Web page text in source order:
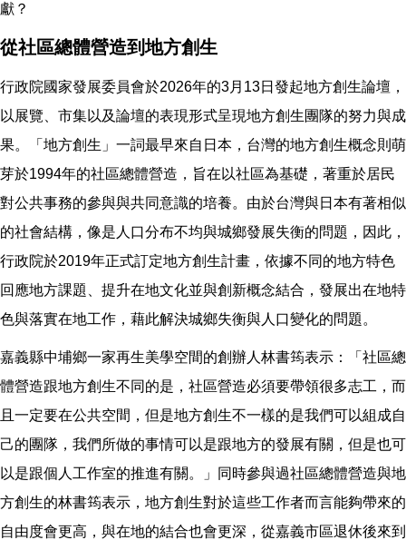
獻？
從社區總體營造到地方創生
行政院國家發展委員會於2026年的3月13日發起地方創生論壇，
以展覽、市集以及論壇的表現形式呈現地方創生團隊的努力與成
果。「地方創生」一詞最早來自日本，台灣的地方創生概念則萌
芽於1994年的社區總體營造，旨在以社區為基礎，著重於居民
對公共事務的參與與共同意識的培養。由於台灣與日本有著相似
的社會結構，像是人口分布不均與城鄉發展失衡的問題，因此，
行政院於2019年正式訂定地方創生計畫，依據不同的地方特色
回應地方課題、提升在地文化並與創新概念結合，發展出在地特
色與落實在地工作，藉此解決城鄉失衡與人口變化的問題。
嘉義縣中埔鄉一家再生美學空間的創辦人林書筠表示：「社區總
體營造跟地方創生不同的是，社區營造必須要帶領很多志工，而
且一定要在公共空間，但是地方創生不一樣的是我們可以組成自
己的團隊，我們所做的事情可以是跟地方的發展有關，但是也可
以是跟個人工作室的推進有關。」同時參與過社區總體營造與地
方創生的林書筠表示，地方創生對於這些工作者而言能夠帶來的
自由度會更高，與在地的結合也會更深，從嘉義市區退休後來到